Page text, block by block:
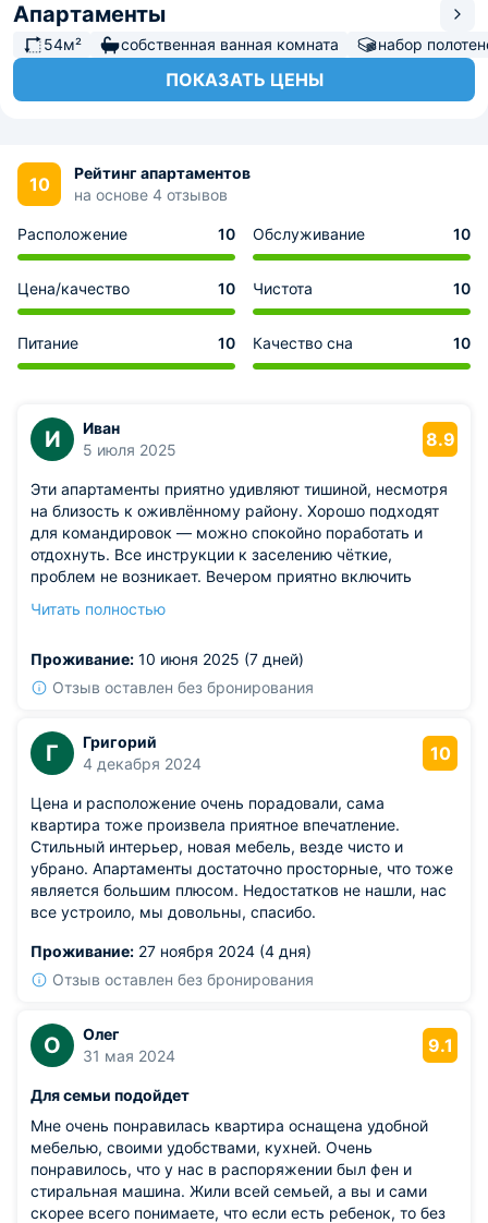
Апартаменты
54м² собственная ванная комната набор
ПОКАЗАТЬ ЦЕНЫ
10
Рейтинг апартаментов
на основе 4 отзывов
Расположение 10 Обслуживание 10
Цена/качество 10 Чистота 10
Питание 10 Качество сна 10
И
Иван
5 июля 2025
8.9
Эти апартаменты приятно удивляют тишиной, несмотря
на близость к оживлённому району. Хорошо подходят
для командировок — можно спокойно поработать и
отдохнуть. Все инструкции к заселению чёткие,
проблем не возникает. Вечером приятно включить
но тёплый, не создаёт ощущения «чужого жилья».
шаговой доступности кафе, магазины, остановка.
Из недостатков: дверь в ванную скрипит при
Читать полностью
Проживание: 10 июня 2025 (7 дней)
Отзыв оставлен без бронирования
Г
Григорий
4 декабря 2024
10
Цена и расположение очень порадовали, сама
квартира тоже произвела приятное впечатление.
Стильный интерьер, новая мебель, везде чисто и
убрано. Апартаменты достаточно просторные, что тоже
является большим плюсом. Недостатков не нашли, нас
все устроило, мы довольны, спасибо.
Проживание: 27 ноября 2024 (4 дня)
Отзыв оставлен без бронирования
О
Олег
31 мая 2024
9.1
Для семьи подойдет
Мне очень понравилась квартира оснащена удобной
мебелью, своими удобствами, кухней. Очень
понравилось, что у нас в распоряжении был фен и
стиральная машина. Жили всей семьей, а вы и сами
скорее всего понимаете, что если есть ребенок, то без